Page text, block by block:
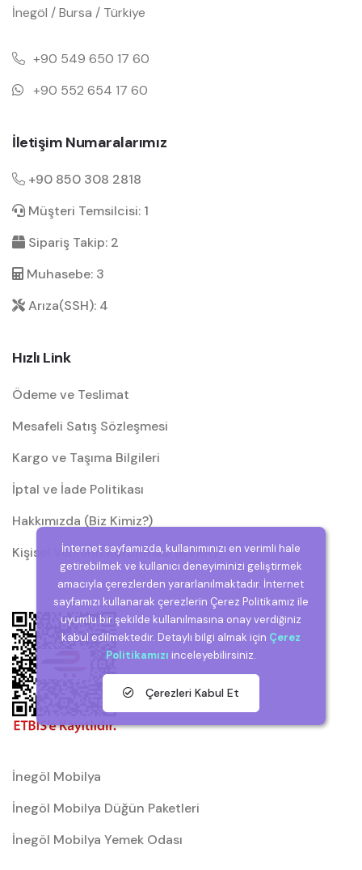
İnegöl / Bursa / Türkiye
+90 549 650 17 60
+90 552 654 17 60
İletişim Numaralarımız
+90 850 308 2818
Müşteri Temsilcisi: 1
Sipariş Takip: 2
Muhasebe: 3
Arıza(SSH): 4
Hızlı Link
Ödeme ve Teslimat
Mesafeli Satış Sözleşmesi
Kargo ve Taşıma Bilgileri
İptal ve İade Politikası
Hakkımızda (Biz Kimiz?)
Kişisel Verilerin Korunması (KVKK)
İnegöl Mobilya
İnegöl Mobilya Düğün Paketleri
İnegöl Mobilya Yemek Odası
İnternet sayfamızda, kullanımınızı en verimli hale
getirebilmek ve kullanıcı deneyiminizi geliştirmek
amacıyla çerezlerden yararlanılmaktadır. İnternet
sayfamızı kullanarak çerezlerin Çerez Politikamız ile
uyumlu bir şekilde kullanılmasına onay verdiğiniz
kabul edilmektedir. Detaylı bilgi almak için Çerez
Politikamızı inceleyebilirsiniz.
Çerezleri Kabul Et